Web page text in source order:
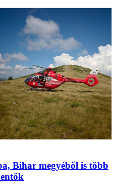
Bihar megyéből is több